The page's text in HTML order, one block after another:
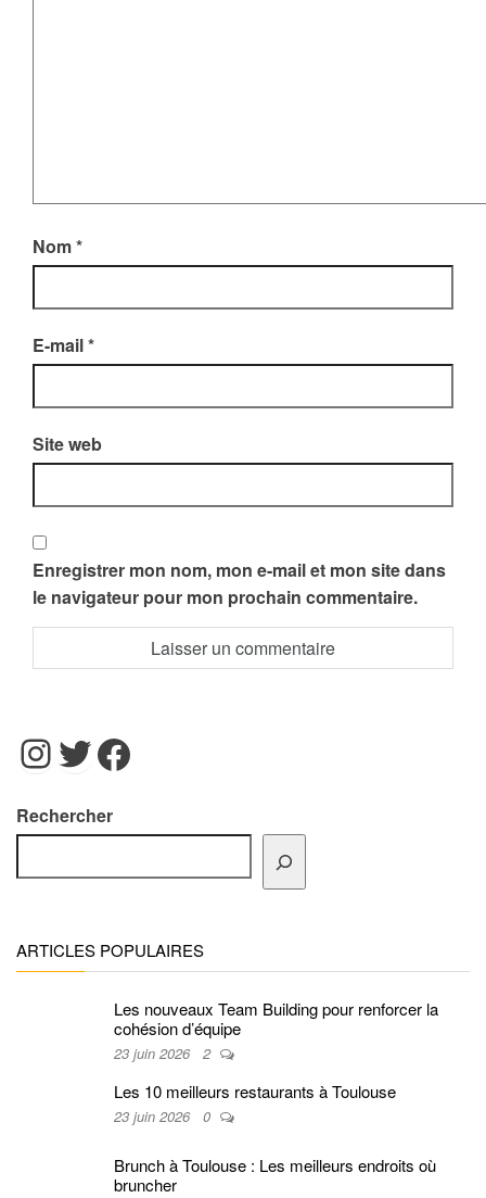
Nom*
E-mail*
Site web
Enregistrer mon nom, mon e-mail et mon site dans
le navigateur pour mon prochain commentaire.
Instagram
TwitterFacebook
Rechercher
ARTICLES POPULAIRES
Les nouveaux Team Building pour renforcer la
cohésion d’équipe
23 juin 2026 2
Les 10 meilleurs restaurants à Toulouse
23 juin 2026 0
Brunch à Toulouse : Les meilleurs endroits où
bruncher